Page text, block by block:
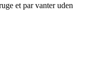
et par vanter uden